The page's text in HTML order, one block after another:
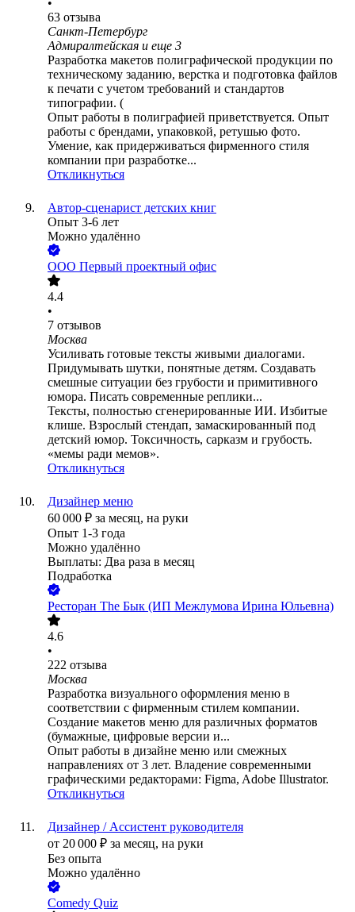
•
63 отзыва
Санкт-Петербург
Адмиралтейская и еще 3
Разработка макетов полиграфической продукции по
техническому заданию, верстка и подготовка файлов
к печати с учетом требований и стандартов
типографии. (
Опыт работы в полиграфией приветствуется. Опыт
работы с брендами, упаковкой, ретушью фото.
Умение, как придерживаться фирменного стиля
компании при разработке...
Откликнуться
Автор-сценарист детских книг
Опыт 3-6 лет
Можно удалённо
ООО Первый проектный офис
4.4
•
7 отзывов
Москва
Усиливать готовые тексты живыми диалогами.
Придумывать шутки, понятные детям. Создавать
смешные ситуации без грубости и примитивного
юмора. Писать современные реплики...
Тексты, полностью сгенерированные ИИ. Избитые
клише. Взрослый стендап, замаскированный под
детский юмор. Токсичность, сарказм и грубость.
«мемы ради мемов».
Откликнуться
Дизайнер меню
60 000 ₽ за месяц, на руки
Опыт 1-3 года
Можно удалённо
Выплаты: Два раза в месяц
Подработка
Ресторан The Бык (ИП Межлумова Ирина Юльевна)
4.6
•
222 отзыва
Москва
Разработка визуального оформления меню в
соответствии с фирменным стилем компании.
Создание макетов меню для различных форматов
(бумажные, цифровые версии и...
Опыт работы в дизайне меню или смежных
направлениях от 3 лет. Владение современными
графическими редакторами: Figma, Adobe Illustrator.
Откликнуться
Дизайнер / Ассистент руководителя
от 20 000 ₽ за месяц, на руки
Без опыта
Можно удалённо
Comedy Quiz